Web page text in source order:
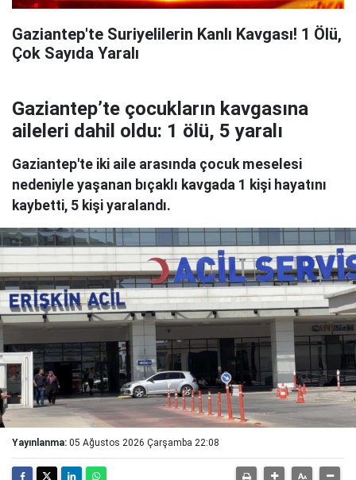
Gaziantep'te Suriyelilerin Kanlı Kavgası! 1 Ölü,
Çok Sayıda Yaralı
Gaziantep’te çocukların kavgasına
aileleri dahil oldu: 1 ölü, 5 yaralı
Gaziantep'te iki aile arasında çocuk meselesi
nedeniyle yaşanan bıçaklı kavgada 1 kişi hayatını
kaybetti, 5 kişi yaralandı.
Yayınlanma: 05 Ağustos 2026 Çarşamba 22:08